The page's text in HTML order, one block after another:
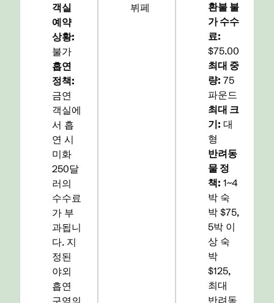
객실
예약
상황:
불가
흡연
정책:
금연
객실에
서 흡
연 시
미화
250달
러의
수수료
가 부
과됩니
다. 지
정된
야외
흡연
구역의
뷔페
환불 불
가 수수
료:
$75.00
최대 중
량: 75
파운드
최대 크
기: 대
형
반려동
물 정
책: 1~4
박 숙
박 $75,
5박 이
상 숙
박
$125,
최대
반려동